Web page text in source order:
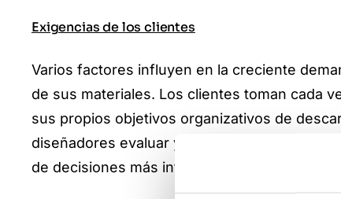
Exigencias de los clientes
Varios factores influyen en la creciente
de sus materiales. Los clientes toman cada
sus propios objetivos organizativos de
diseñadores evaluar y elegir materiales que
de decisiones más informada.